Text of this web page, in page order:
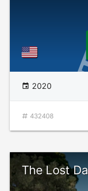
2020
432408
The Lost